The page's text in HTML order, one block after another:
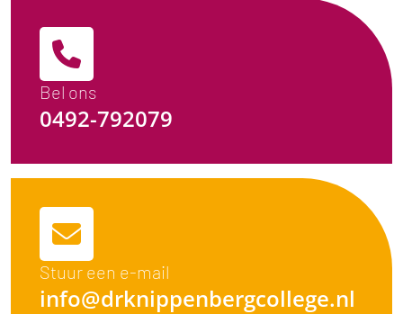
Bel ons
0492-792079
Stuur een e-mail
info@drknippenbergcollege.nl